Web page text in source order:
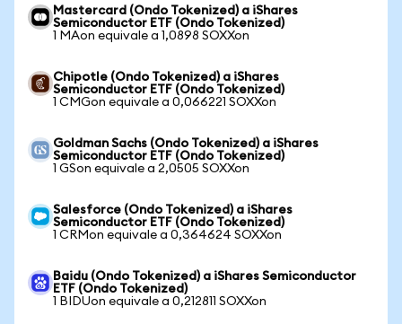
Mastercard (Ondo Tokenized) a iShares
Semiconductor ETF (Ondo Tokenized)
1 MAon equivale a 1,0898 SOXXon
Chipotle (Ondo Tokenized) a iShares
Semiconductor ETF (Ondo Tokenized)
1 CMGon equivale a 0,066221 SOXXon
Goldman Sachs (Ondo Tokenized) a iShares
Semiconductor ETF (Ondo Tokenized)
1 GSon equivale a 2,0505 SOXXon
Salesforce (Ondo Tokenized) a iShares
Semiconductor ETF (Ondo Tokenized)
1 CRMon equivale a 0,364624 SOXXon
Baidu (Ondo Tokenized) a iShares Semiconductor
ETF (Ondo Tokenized)
1 BIDUon equivale a 0,212811 SOXXon